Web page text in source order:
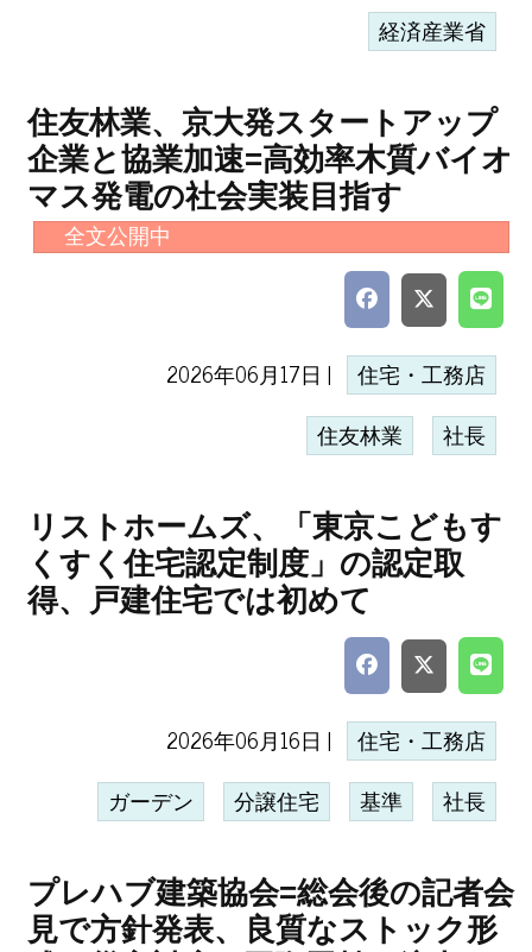
経済産業省
住友林業、京大発スタートアップ
企業と協業加速=高効率木質バイオ
マス発電の社会実装目指す
全文公開中
2026年06月17日 | 住宅・工務店
住友林業 社長
リストホームズ、「東京こどもす
くすく住宅認定制度」の認定取
得、戸建住宅では初めて
2026年06月16日 | 住宅・工務店
ガーデン 分譲住宅 基準 社長
プレハブ建築協会=総会後の記者会
見で方針発表、良質なストック形